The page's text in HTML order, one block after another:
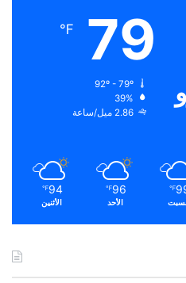
79
℉
39%
2.86 ميل/ساعة
℉
96
℉
الأحد
94
℉
الأثنين